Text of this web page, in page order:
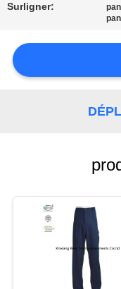
DEMANDEZ
UNE
CITATION
PRIVACY
POLICY
Surligner: